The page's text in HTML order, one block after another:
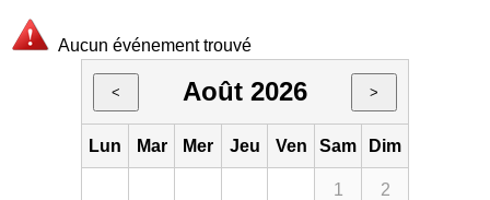
Aucun événement trouvé
< Août 2026 >
Lun Mar Mer Jeu Ven Sam Dim
1 2